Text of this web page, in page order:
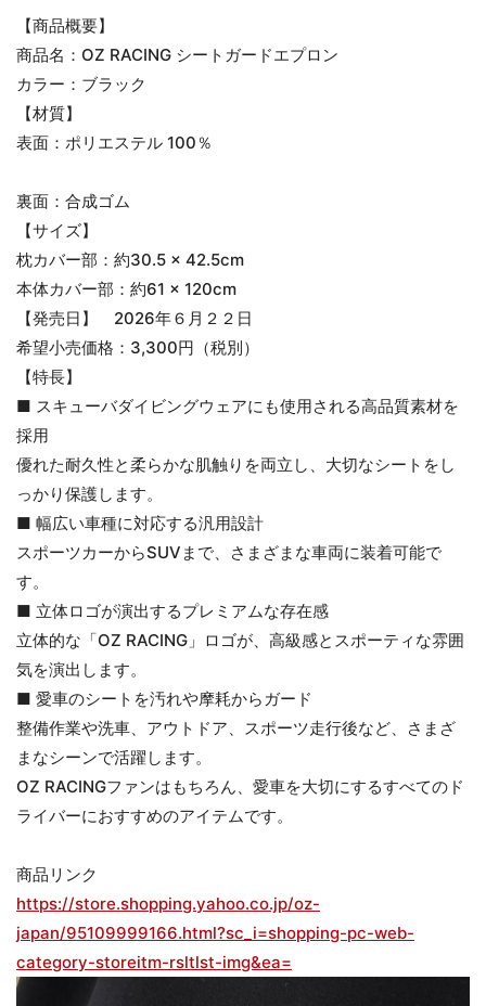
【商品概要】
商品名：OZ RACING シートガードエプロン
カラー：ブラック
【材質】
表面：ポリエステル 100％
裏面：合成ゴム
【サイズ】
枕カバー部：約30.5 × 42.5cm
本体カバー部：約61 × 120cm
【発売日】 2026年６月２２日
希望小売価格：3,300円（税別）
【特長】
■ スキューバダイビングウェアにも使用される高品質素材を
採用
優れた耐久性と柔らかな肌触りを両立し、大切なシートをし
っかり保護します。
■ 幅広い車種に対応する汎用設計
スポーツカーからSUVまで、さまざまな車両に装着可能で
す。
■ 立体ロゴが演出するプレミアムな存在感
立体的な「OZ RACING」ロゴが、高級感とスポーティな雰囲
気を演出します。
■ 愛車のシートを汚れや摩耗からガード
整備作業や洗車、アウトドア、スポーツ走行後など、さまざ
まなシーンで活躍します。
OZ RACINGファンはもちろん、愛車を大切にするすべてのド
ライバーにおすすめのアイテムです。
商品リンク
https://store.shopping.yahoo.co.jp/oz-
japan/95109999166.html?sc_i=shopping-pc-web-
category-storeitm-rsltlst-img&ea=